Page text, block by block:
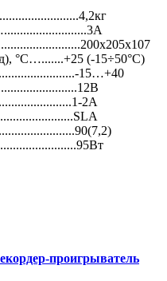
°C….......+25 (-15÷50°С)
15…+40
2А
проигрыватель